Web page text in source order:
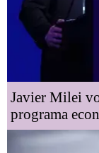
Javier Milei
programa